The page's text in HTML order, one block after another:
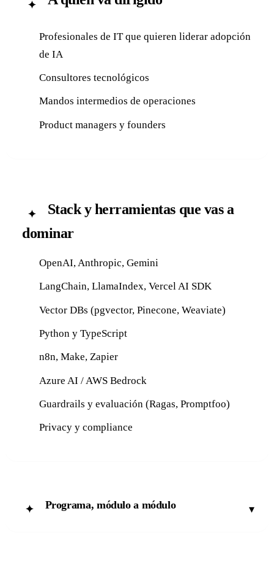
✦
Profesionales de IT que quieren liderar adopción
de IA
Consultores tecnológicos
Mandos intermedios de operaciones
Product managers y founders
✦
Stack y herramientas que vas a
dominar
OpenAI, Anthropic, Gemini
LangChain, LlamaIndex, Vercel AI SDK
Vector DBs (pgvector, Pinecone, Weaviate)
Python y TypeScript
n8n, Make, Zapier
Azure AI / AWS Bedrock
Guardrails y evaluación (Ragas, Promptfoo)
Privacy y compliance
✦ Programa, módulo a módulo ▾